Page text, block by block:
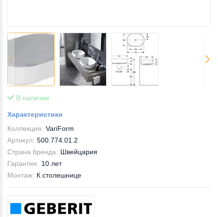
В наличии
Характеристики
Коллекция: VariForm
Артикул: 500.774.01.2
Страна бренда: Швейцария
Гарантия: 10 лет
Монтаж: К столешнице